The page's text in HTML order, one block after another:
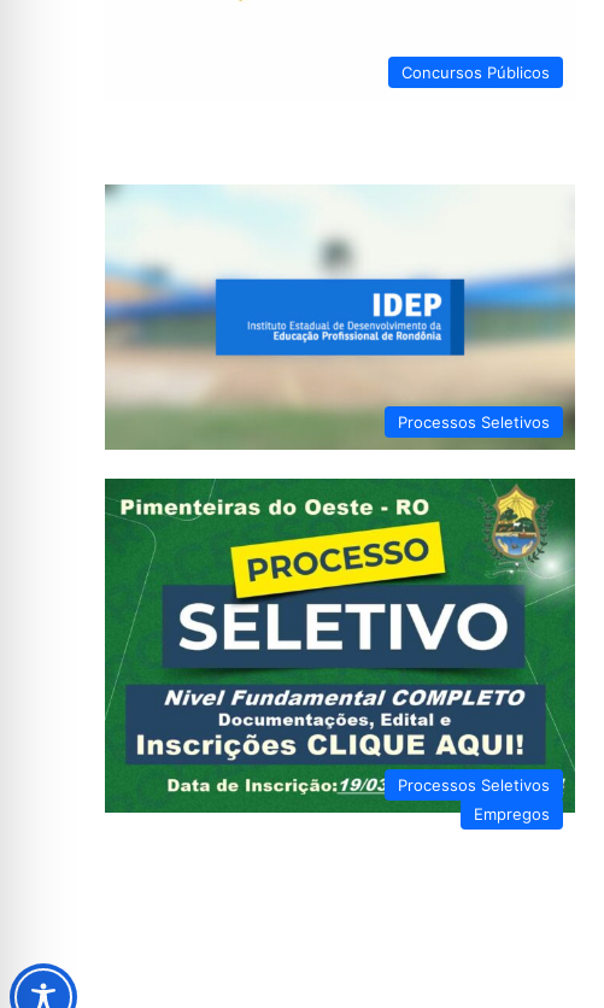
Concursos Públicos
Processos Seletivos
Processos Seletivos
Empregos